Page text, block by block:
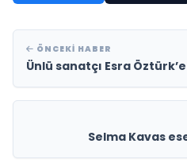
ÖNCEKI HABER
Ünlü sanatçı Esra
Selma Kavas